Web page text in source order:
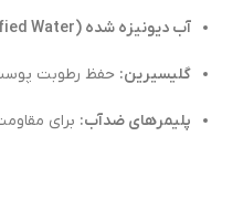
آب دیونیزه شده (Purified Water):
گلیسیرین: حفظ رطوبت پوست
پلیمرهای ضدآب: برای